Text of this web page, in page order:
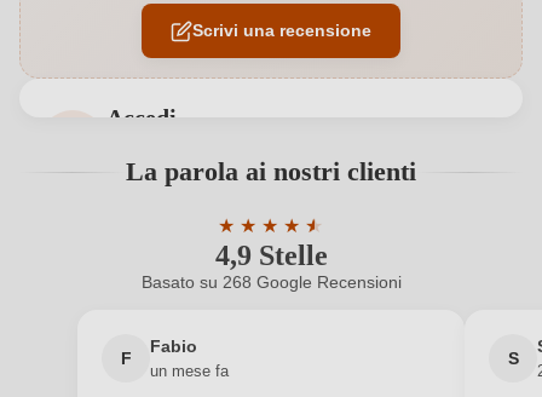
Colore dell'uva Bianco
Scrivi una recensione
Accedi
ancora registrato?
Nuovo cliente?Registrati
Il tuo indirizzo e-mail
La parola ai nostri clienti
4,9 Stelle
★ ★ ★ ★ ★
★
Valutazione media di 4.9 su 5 stelle
Basato su 268 Google Recensioni
F
Fabio
un mese fa
S